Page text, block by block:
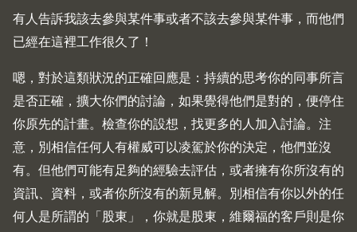
有人告訴我該去參與某件事或者不該去參與某件事，而他們
已經在這裡工作很久了！
嗯，對於這類狀況的正確回應是：持續的思考你的同事所言
是否正確，擴大你們的討論，如果覺得他們是對的，便停住
你原先的計畫。檢查你的設想，找更多的人加入討論。注
意，別相信任何人有權威可以凌駕於你的決定，他們並沒
有。但他們可能有足夠的經驗去評估，或者擁有你所沒有的
資訊、資料，或者你所沒有的新見解。別相信有你以外的任
何人是所謂的「股東」，你就是股東，維爾福的客戶則是你